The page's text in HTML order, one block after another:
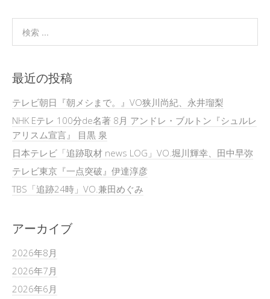
最近の投稿
テレビ朝日『朝メシまで。』VO狭川尚紀、永井瑠梨
NHK Eテレ 100分de名著 8月 アンドレ・ブルトン『シュルレ
アリスム宣言』 目黒 泉
日本テレビ「追跡取材 news LOG」VO.堀川輝幸、田中早弥
テレビ東京『一点突破』伊達淳彦
TBS「追跡24時」VO.兼田めぐみ
アーカイブ
2026年8月
2026年7月
2026年6月